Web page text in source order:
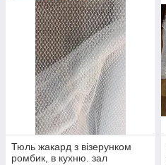
Тюль жакард з візерунком
ромбик, в кухню. зал